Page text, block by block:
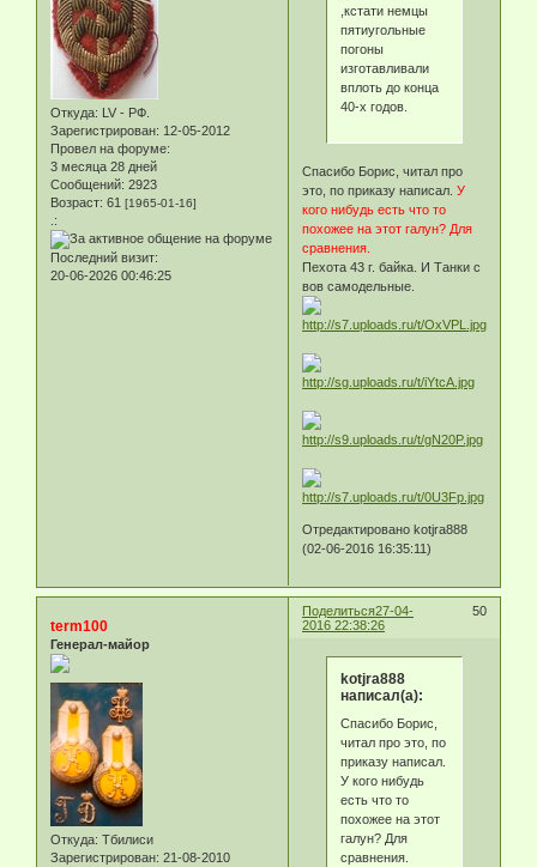
Откуда: LV - РФ.
Зарегистрирован: 12-05-2012
Провел на форуме:
3 месяца 28 дней
Сообщений: 2923
Возраст: 61 [1965-01-16]
.:
Последний визит:
20-06-2026 00:46:25
,кстати немцы
пятиугольные
погоны
изготавливали
вплоть до конца
40-х годов.
Спасибо Борис, читал про
это, по приказу написал.У
кого нибудь есть что то
похожее на этот галун? Для
сравнения.
Пехота 43 г. байка. И Танки с
вов самодельные.
Отредактировано kotjra888
(02-06-2016 16:35:11)
Поделиться 50
27-04-
2016 22:38:26
term100
Генерал-майор
Откуда: Тбилиси
Зарегистрирован: 21-08-2010
kotjra888
написал(а):
Спасибо Борис,
читал про это, по
приказу написал.
У кого нибудь
есть что то
похожее на этот
галун? Для
сравнения.